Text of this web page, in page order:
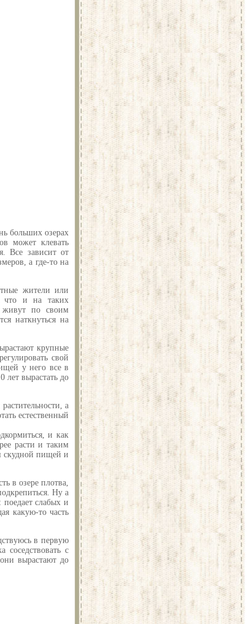
больших озерах
может клевать
Все зависит от
а где-то на
жители или
что и на таких
живут по своим
наткнуться на
крупные
свой
у него все в
лет вырастать до
а
естественный
и как
расти и таким
скудной пищей и
в озере плотва,
Ну а
поедает слабых и
какую-то часть
в первую
с
вырастают до